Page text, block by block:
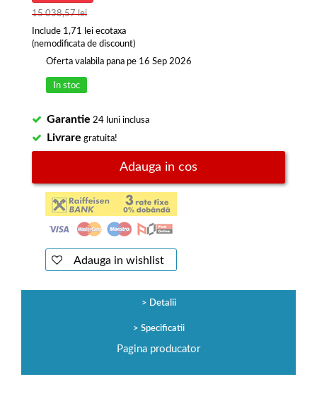
15 038,57 lei
Include 1,71 lei ecotaxa
(nemodificata de discount)
Oferta valabila pana pe 16 Sep 2026
In stoc
Garantie 24 luni inclusa
Livrare gratuita!
Adauga in cos
Adauga in wishlist
Detalii
Specificatii
Pagina producator